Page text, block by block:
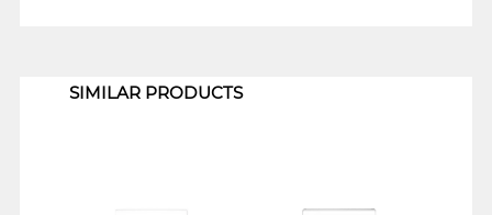
SIMILAR PRODUCTS